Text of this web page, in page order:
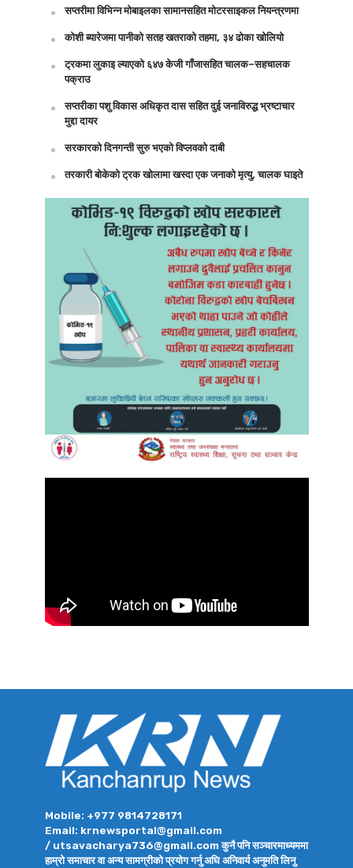
सप्तरीमा विभिन्न मोबाइलका सामानसहित मोटरसाइकल नियन्त्रणमा
कोशी ब्यारेजमा पानीको सतह खतराको तहमा, ३४ ढोका खोलियो
ट्रकमा लुकाइ ल्याएको ६४७ केजी गाँजासहित चालक–सहचालक
पक्राउ
सप्तरीका पशु विकास अधिकृत दास सहित दुई जनाविरुद्ध भ्रष्टाचार
मुद्दा दायर
सरकारको दिनगन्ती सुरु भएको विप्लवको दाबी
तरकारी बोकेको ट्रक खोलामा खस्दा एक जनाको मृत्यु, चालक घाइते
Mobile: +977 9814728171
Email: krnewsportal@gmail.com
/ utsavacharya736@gmail.com कुनै पनि सञ्चारमाध्यममा
हाम्रो समाचार वा अन्य सामग्रीको प्रयोग गर्नु अघि अनिवार्य अनुमति लिनु